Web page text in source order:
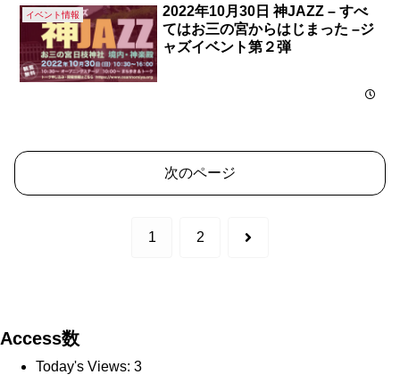
イベント情報
2022年10月30日 神JAZZ – すべ
てはお三の宮からはじまった –ジ
ャズイベント第２弾
次のページ
1 2 次
Access数
Today's Views: 3